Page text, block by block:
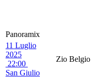
Panoramix
11 Luglio
2025
22:00
San Giulio
Zio Belgio